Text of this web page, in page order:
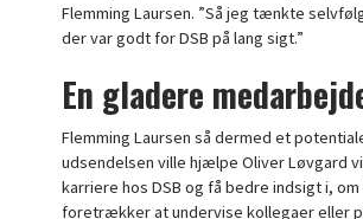
Flemming Laursen. ”Så jeg tænkte
der var godt for DSB på lang sigt.”
En gladere
Flemming Laursen så dermed et
udsendelsen ville hjælpe Oliver Løvgard
karriere hos DSB og få bedre indsigt i, om
foretrækker at undervise kollegaer eller